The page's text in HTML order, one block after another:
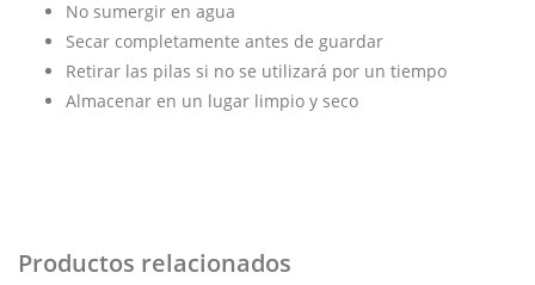
No sumergir en agua
Secar completamente antes de guardar
Retirar las pilas si no se utilizará por un tiempo
Almacenar en un lugar limpio y seco
Productos relacionados